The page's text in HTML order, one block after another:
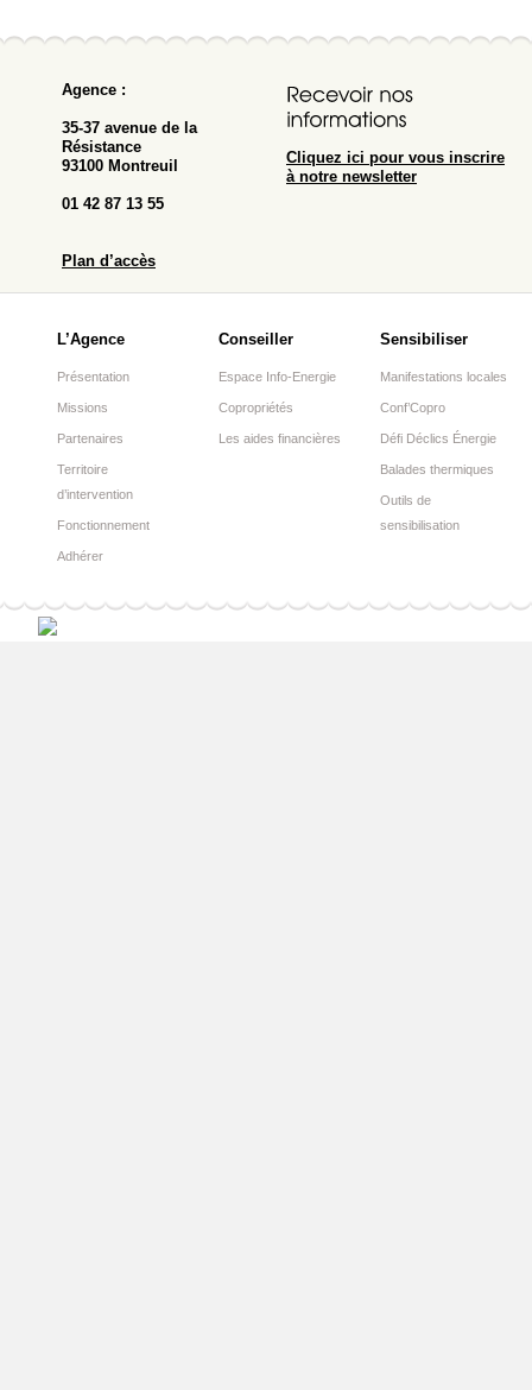
Agence :
35-37 avenue de la
Résistance
93100 Montreuil
01 42 87 13 55
Plan d’accès
Cliquez ici pour vous inscrire
à notre newsletter
L’Agence
Présentation
Missions
Partenaires
Territoire
d’intervention
Fonctionnement
Adhérer
Conseiller
Espace Info-Energie
Copropriétés
Les aides financières
Sensibiliser
Manifestations locales
Conf’Copro
Défi Déclics Énergie
Balades thermiques
Outils de
sensibilisation